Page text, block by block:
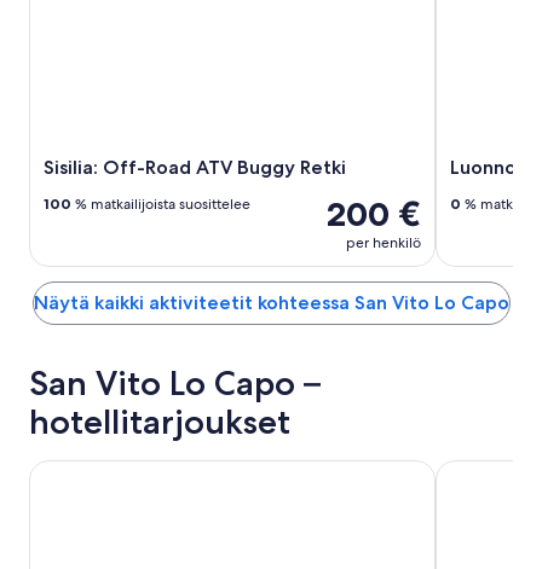
Sisilia: Off-Road ATV Buggy Retki
200 €
per henkilö
100 % matkailijoista suosittelee
Luonnon
0 %
Näytä kaikki aktiviteetit kohteessa San Vito Lo Capo
San Vito Lo Capo –
hotellitarjoukset
Hotel Riva Del Sole Hotel Sicilya